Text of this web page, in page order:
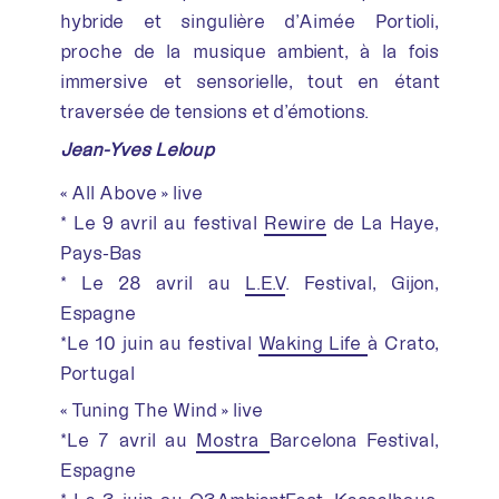
hybride et singulière d’Aimée Portioli,
proche de la musique ambient, à la fois
immersive et sensorielle, tout en étant
traversée de tensions et d’émotions.
Jean-Yves Leloup
« All Above » live
* Le 9 avril au festival Rewire de La Haye,
Pays-Bas
* Le 28 avril au L.E.V. Festival, Gijon,
Espagne
*Le 10 juin au festival Waking Life à Crato,
Portugal
« Tuning The Wind » live
*Le 7 avril au Mostra Barcelona Festival,
Espagne